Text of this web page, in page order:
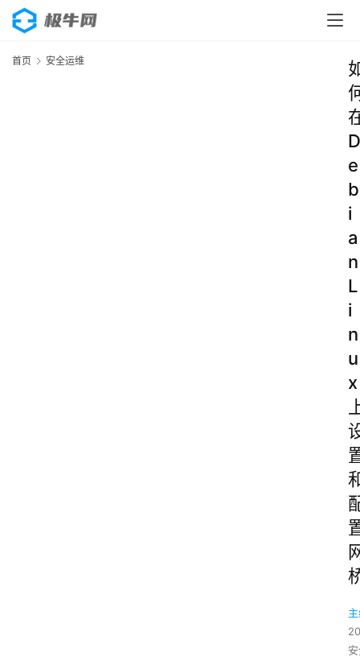
首页 安全运维
D
e
b
i
a
n
L
i
n
u
x